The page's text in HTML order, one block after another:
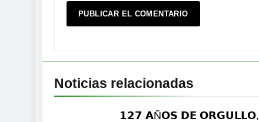
Noticias relacionadas
𝟭𝟮𝟳 𝗔Ñ𝗢𝗦 𝗗𝗘 𝗢𝗥𝗚𝗨𝗟𝗟𝗢,